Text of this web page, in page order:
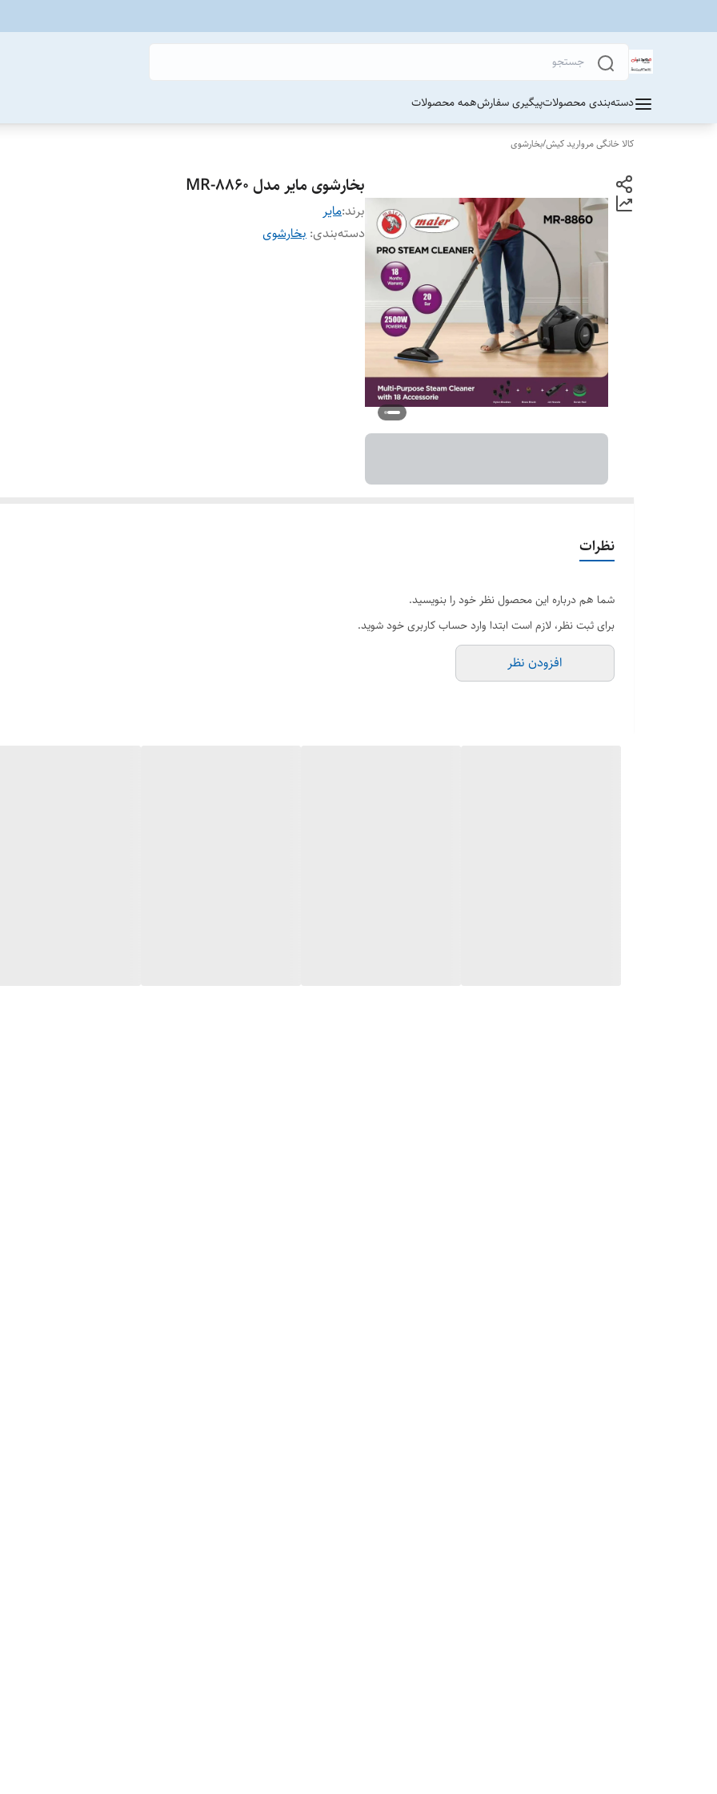
دسته‌بندی محصولاتپیگیری سفارشهمه محصولات
کالا خانگی مروارید کیش/بخارشوی
بخارشوی مایر مدل MR-8860
برند:مایر
دسته‌بندی: بخارشوی
نظرات
شما هم درباره این محصول نظر خود را بنویسید.
برای ثبت نظر، لازم است ابتدا وارد حساب کاربری خود شوید.
افزودن نظر